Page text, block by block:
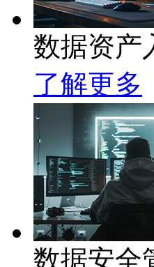
数据资产
了解更多
数据安全